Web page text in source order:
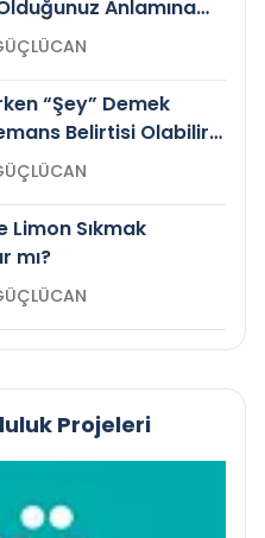
Anlamına
GÜÇLÜCAN
“Şey” Demek
Belirtisi Olabilir
GÜÇLÜCAN
Limon Sıkmak
mı?
GÜÇLÜCAN
Projeleri